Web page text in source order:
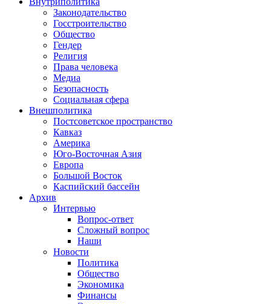
Законодательство
Госстроительство
Общество
Гендер
Религия
Права человека
Медиа
Безопасность
Социальная сфера
Внешполитика
Постсоветское пространство
Кавказ
Америка
Юго-Восточная Азия
Европа
Большой Восток
Каспийский бассейн
Архив
Интервью
Вопрос-ответ
Сложный вопрос
Наши
Новости
Политика
Общество
Экономика
Финансы